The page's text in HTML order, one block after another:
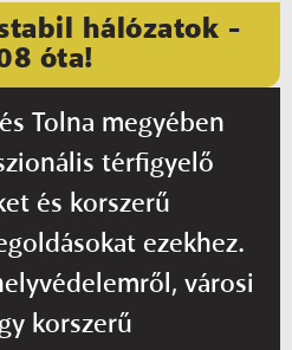
hálózatok -
óta!
Tolna megyében
térfigyelő
és korszerű
ezekhez.
városi
korszerű